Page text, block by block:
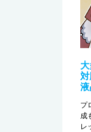
プ
成
レ